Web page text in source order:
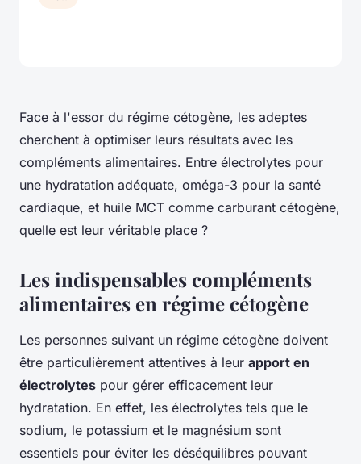
Face à l'essor du régime cétogène, les adeptes
cherchent à optimiser leurs résultats avec les
compléments alimentaires. Entre électrolytes pour
une hydratation adéquate, oméga-3 pour la santé
cardiaque, et huile MCT comme carburant cétogène,
quelle est leur véritable place ?
Les indispensables compléments
alimentaires en régime cétogène
Les personnes suivant un régime cétogène doivent
être particulièrement attentives à leur apport en
électrolytes pour gérer efficacement leur
hydratation. En effet, les électrolytes tels que le
sodium, le potassium et le magnésium sont
essentiels pour éviter les déséquilibres pouvant